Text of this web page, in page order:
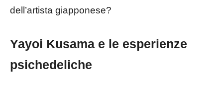
dell’artista giapponese?
Yayoi Kusama e le esperienze
psichedeliche